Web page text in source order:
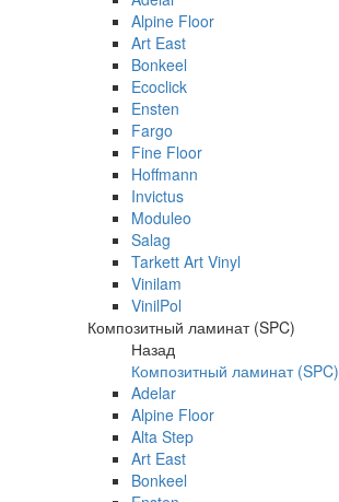
Alpine Floor
Art East
Bonkeel
Ecoclick
Ensten
Fargo
Fine Floor
Hoffmann
Invictus
Moduleo
Salag
Tarkett Art Vinyl
Vinilam
VinilPol
Композитный ламинат (SPC)
Назад
Композитный ламинат (SPC)
Adelar
Alpine Floor
Alta Step
Art East
Bonkeel